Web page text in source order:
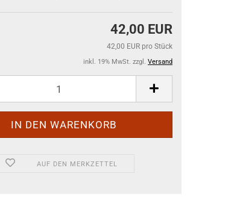
42,00 EUR
42,00 EUR pro Stück
inkl. 19% MwSt. zzgl. Versand
AUF DEN MERKZETTEL